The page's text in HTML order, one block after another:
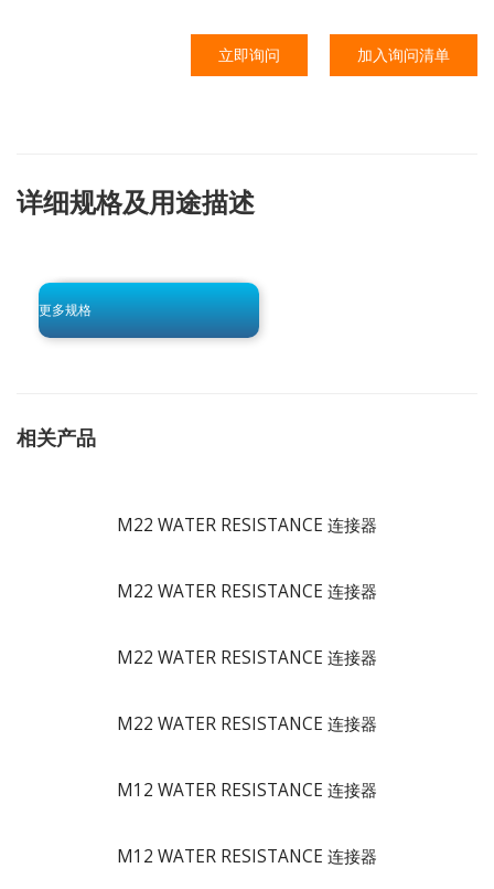
立即询问 加入询问清单
详细规格及用途描述
更多规格
click to begin
-0 KB .pdf
相关产品
M22 WATER RESISTANCE 连接器
M22 WATER RESISTANCE 连接器
M22 WATER RESISTANCE 连接器
M22 WATER RESISTANCE 连接器
M12 WATER RESISTANCE 连接器
M12 WATER RESISTANCE 连接器